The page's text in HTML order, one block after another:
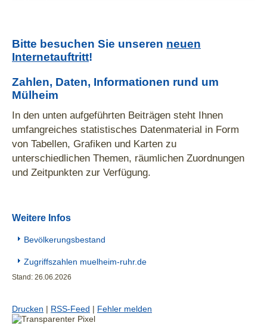
Bitte besuchen Sie unseren neuen
Internetauftritt!
Zahlen, Daten, Informationen rund um
Mülheim
In den unten aufgeführten Beiträgen steht Ihnen
umfangreiches statistisches Datenmaterial in Form
von Tabellen, Grafiken und Karten zu
unterschiedlichen Themen, räumlichen Zuordnungen
und Zeitpunkten zur Verfügung.
Weitere Infos
Bevölkerungsbestand
Zugriffszahlen muelheim-ruhr.de
Stand: 26.06.2026
Drucken | RSS-Feed | Fehler melden